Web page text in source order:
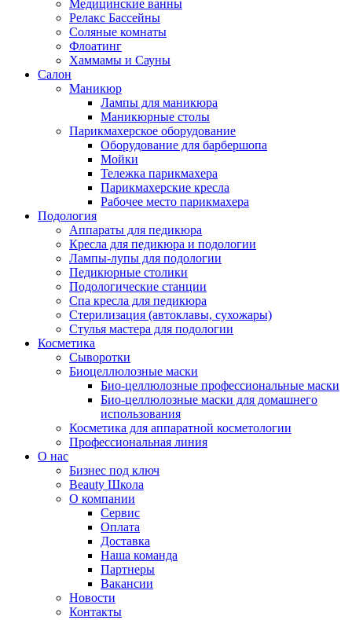
Медицинские ванны
Релакс Бассейны
Соляные комнаты
Флоатинг
Хаммамы и Сауны
Салон
Маникюр
Лампы для маникюра
Маникюрные столы
Парикмахерское оборудование
Оборудование для барбершопа
Мойки
Тележка парикмахера
Парикмахерские кресла
Рабочее место парикмахера
Подология
Аппараты для педикюра
Кресла для педикюра и подологии
Лампы-лупы для подологии
Педикюрные столики
Подологические станции
Спа кресла для педикюра
Стерилизация (автоклавы, сухожары)
Стулья мастера для подологии
Косметика
Сыворотки
Биоцеллюлозные маски
Био-целлюлозные профессиональные маски
Био-целлюлозные маски для домашнего
использования
Косметика для аппаратной косметологии
Профессиональная линия
О нас
Бизнес под ключ
Beauty Школа
О компании
Сервис
Оплата
Доставка
Наша команда
Партнеры
Вакансии
Новости
Контакты